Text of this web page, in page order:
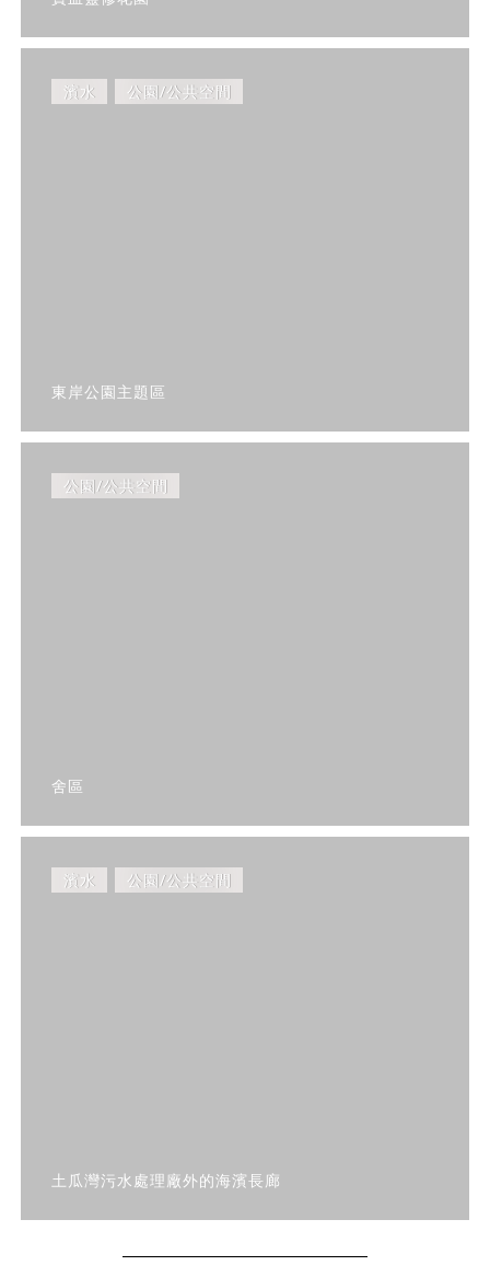
濱水 公園/公共空間
東岸公園主題區
公園/公共空間
舍區
濱水 公園/公共空間
土瓜灣污水處理廠外的海濱長廊